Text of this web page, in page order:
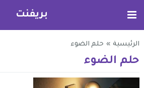
بريفنت
الرئيسية » حلم الضوء
حلم الضوء